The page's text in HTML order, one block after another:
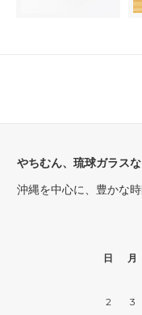
やちむん、琉球ガラス
沖縄を中心に、豊かな
日
月
2
3